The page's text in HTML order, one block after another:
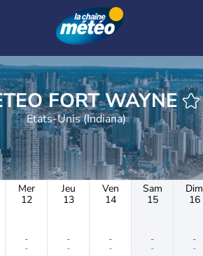
METEO FORT WAYNE
Etats-Unis (Indiana)
Mer
12
-
-
Jeu
13
-
-
Ven
14
-
-
Sam
15
-
-
Dim
16
-
-